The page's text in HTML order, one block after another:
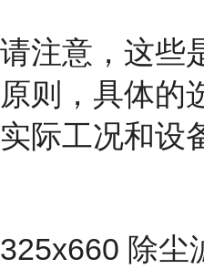
请注意，这些
原则，具体的
实际工况和设
325x660 除尘